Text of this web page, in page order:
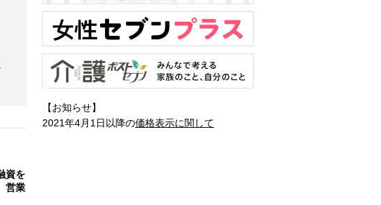
資を
営業
【お知らせ】
2021年4月1日以降の価格表示に関して